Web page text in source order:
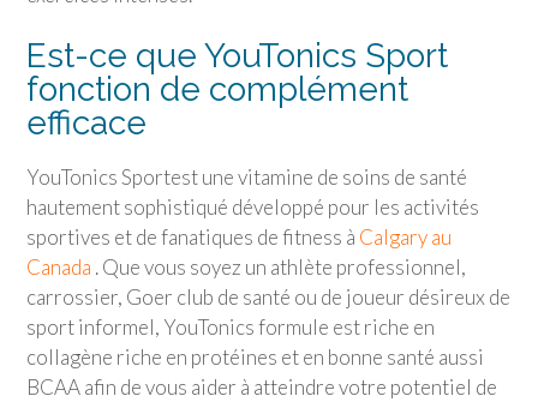
Est-ce que YouTonics Sport
fonction de complément
efficace
YouTonics Sportest une vitamine de soins de santé
hautement sophistiqué développé pour les activités
sportives et de fanatiques de fitness à Calgary au
Canada . Que vous soyez un athlète professionnel,
carrossier, Goer club de santé ou de joueur désireux de
sport informel, YouTonics formule est riche en
collagène riche en protéines et en bonne santé aussi
BCAA afin de vous aider à atteindre votre potentiel de